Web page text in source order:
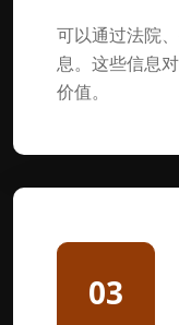
可以通过法院
息。这些信息
价值。
03